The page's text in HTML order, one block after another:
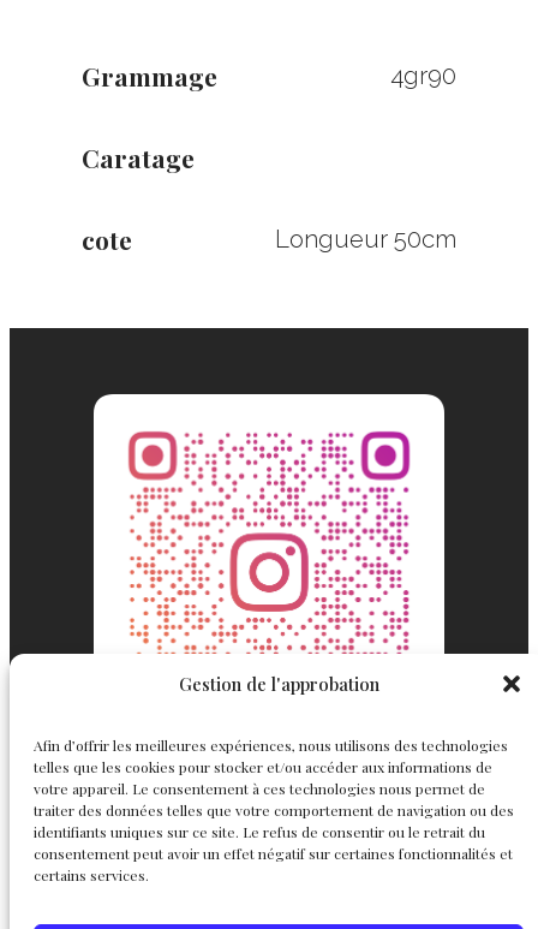
Gestion de l'approbation
Afin d’offrir les meilleures expériences, nous utilisons des technologies
telles que les cookies pour stocker et/ou accéder aux informations de
votre appareil. Le consentement à ces technologies nous permet de
traiter des données telles que votre comportement de navigation ou des
identifiants uniques sur ce site. Le refus de consentir ou le retrait du
consentement peut avoir un effet négatif sur certaines fonctionnalités et
certains services.
Grammage 4gr90
Caratage
cote Longueur 50cm
Englemond